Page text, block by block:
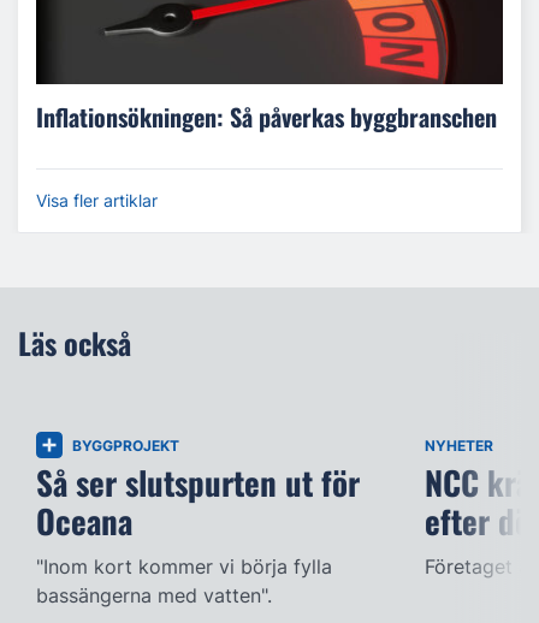
Inflationsökningen: Så påverkas byggbranschen
Visa fler artiklar
Läs också
BYGGPROJEKT
Så ser slutspurten ut för
Oceana
"Inom kort kommer vi börja fylla
bassängerna med vatten".
NYHETER
NCC
efter
Företaget